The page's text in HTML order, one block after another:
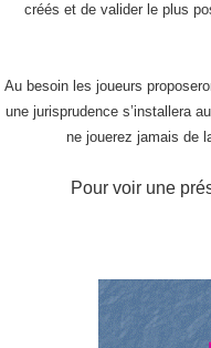
créés et de valider le plus
Au besoin les joueurs
une jurisprudence s’installera
ne jouerez jamais de
Pour voir une